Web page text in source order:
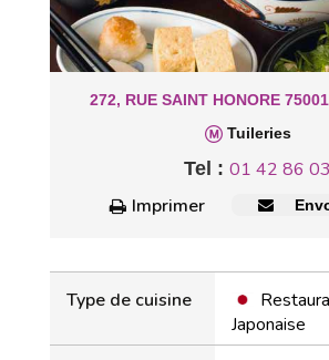
272, RUE SAINT HONORE
Tuileries
Tel : 01 42 86
Imprimer
Type de cuisine
Japonaise